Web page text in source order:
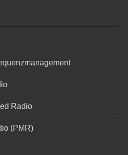
Radio
(PMR)